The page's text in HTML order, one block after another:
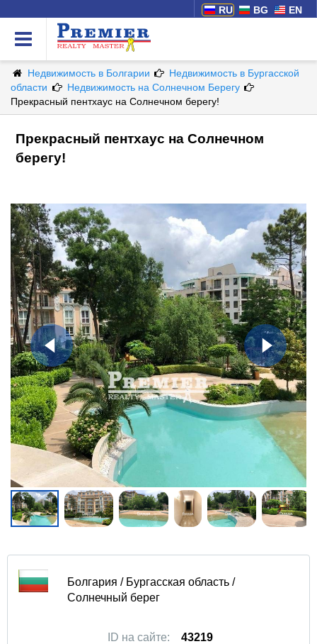
RU BG EN
Недвижимость в Болгарии
Недвижимость в Бургасской
области
Недвижимость на Солнечном Берегу
Прекрасный пентхаус на Солнечном берегу!
Прекрасный пентхаус на Солнечном
берегу!
Болгария / Бургасская область /
Солнечный берег
43219
ID на сайте: